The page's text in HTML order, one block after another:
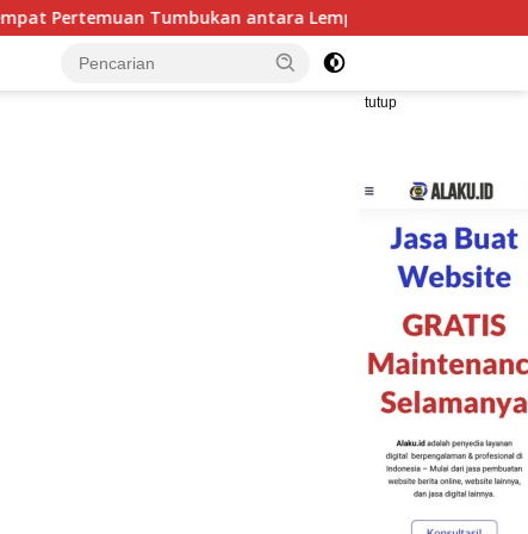
Lempeng Indo-Australia dan Lempeng Eurasia (atau
tutup